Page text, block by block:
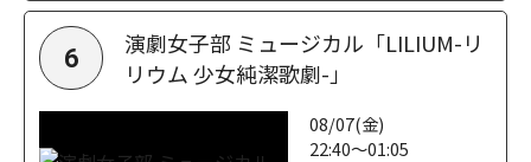
6
演劇女子部 ミュージカル「LILIUM-リ
リウム 少女純潔歌劇-」
08/07(金)
22:40～01:05